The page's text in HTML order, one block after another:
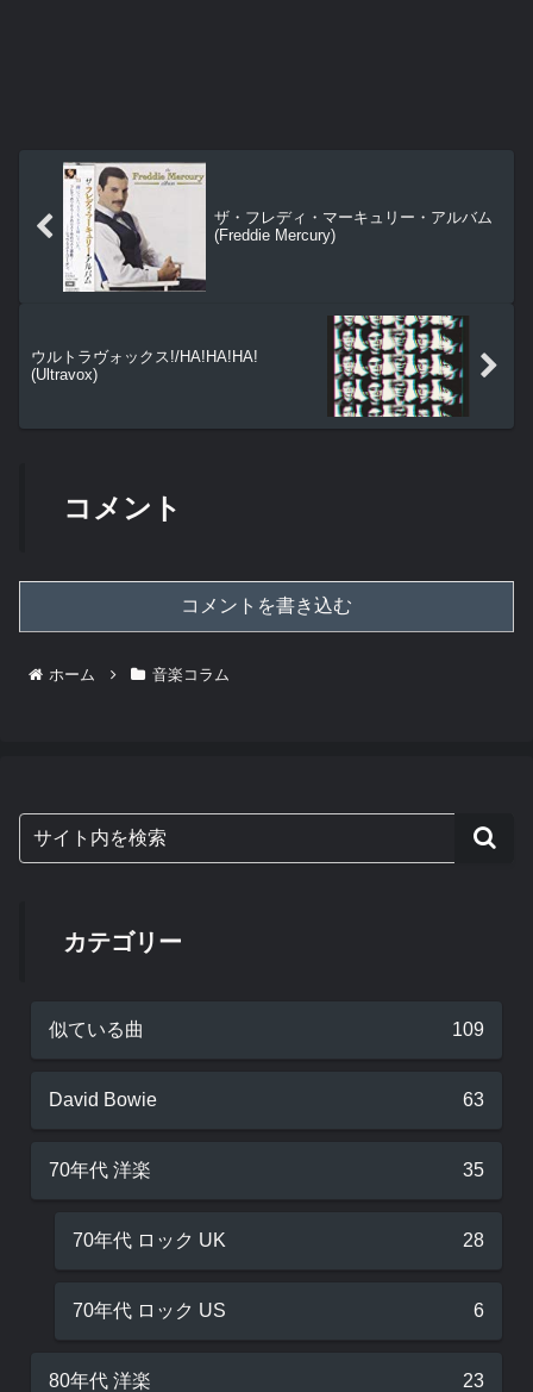
ザ・フレディ・マーキュリー・アルバム
(Freddie Mercury)
ウルトラヴォックス!/HA!HA!HA!
(Ultravox)
コメント
コメントを書き込む
ホーム 音楽コラム
カテゴリー
似ている曲 109
David Bowie 63
70年代 洋楽 35
70年代 ロック UK 28
70年代 ロック US 6
80年代 洋楽 23